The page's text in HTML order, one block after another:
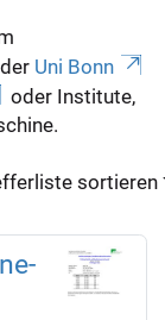
Uni Bonn
oder Institute,
sortieren